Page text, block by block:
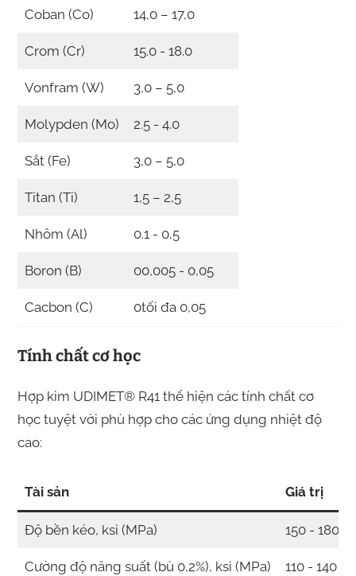
Coban (Co) 14,0 – 17,0
Crom (Cr) 15.0 - 18.0
Vonfram (W) 3,0 – 5,0
Molypden (Mo) 2.5 - 4.0
Sắt (Fe) 3,0 – 5,0
Titan (Ti) 1,5 – 2,5
Nhôm (Al) 0.1 - 0,5
Boron (B) 00,005 - 0,05
Cacbon (C) 0tối đa 0,05
Tính chất cơ học
Hợp kim UDIMET® R41 thể hiện các tính chất cơ
học tuyệt vời phù hợp cho các ứng dụng nhiệt độ
cao:
Tài sản Giá trị
Độ bền kéo, ksi (MPa) 150 - 180
Cường độ năng suất (bù 0,2%), ksi (MPa) 110 - 140